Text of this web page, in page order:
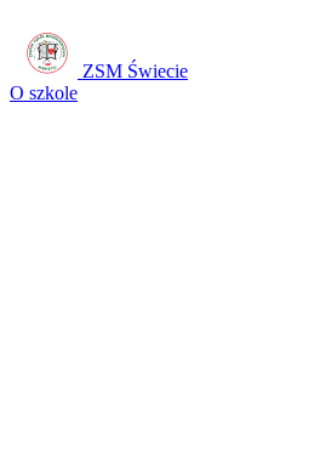
ZSM Świecie
O szkole